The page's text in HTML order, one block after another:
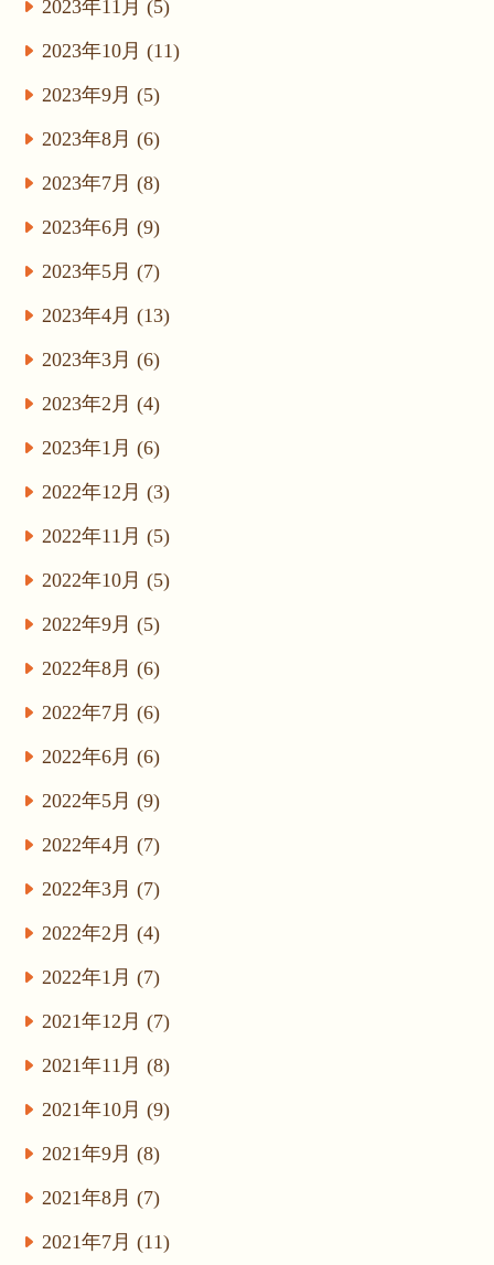
2023年11月 (5)
2023年10月 (11)
2023年9月 (5)
2023年8月 (6)
2023年7月 (8)
2023年6月 (9)
2023年5月 (7)
2023年4月 (13)
2023年3月 (6)
2023年2月 (4)
2023年1月 (6)
2022年12月 (3)
2022年11月 (5)
2022年10月 (5)
2022年9月 (5)
2022年8月 (6)
2022年7月 (6)
2022年6月 (6)
2022年5月 (9)
2022年4月 (7)
2022年3月 (7)
2022年2月 (4)
2022年1月 (7)
2021年12月 (7)
2021年11月 (8)
2021年10月 (9)
2021年9月 (8)
2021年8月 (7)
2021年7月 (11)